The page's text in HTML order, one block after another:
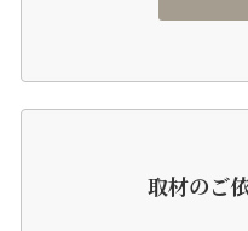
取材のご